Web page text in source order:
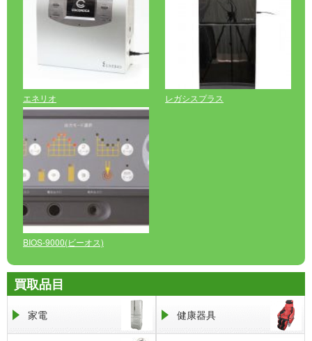
エネリオ レガシスプラス
BIOS-9000(ビーオス)
買取品目
家電 健康器具